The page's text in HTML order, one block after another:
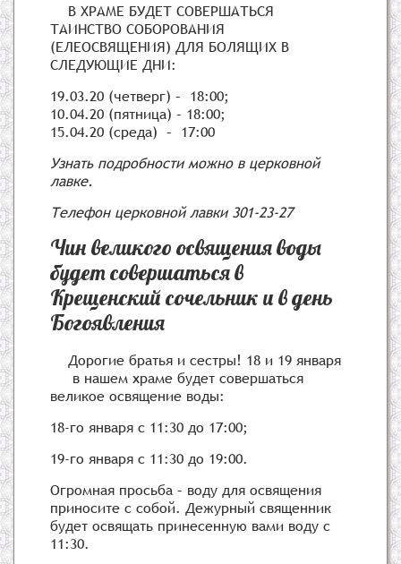
В ХРАМЕ БУДЕТ СОВЕРШАТЬСЯ
ТАИНСТВО СОБОРОВАНИЯ
(ЕЛЕОСВЯЩЕНИЯ) ДЛЯ БОЛЯЩИХ В
СЛЕДУЮЩИЕ ДНИ:
19.03.20 (четверг) – 18:00;
10.04.20 (пятница) – 18:00;
15.04.20 (среда) – 17:00
Узнать подробности можно в церковной
лавке.
Телефон церковной лавки 301-23-27
Чин великого освящения воды
будет совершаться в
Крещенский сочельник и в день
Богоявления
Дорогие братья и сестры! 18 и 19 января
в нашем храме будет совершаться
великое освящение воды:
18-го января с 11:30 до 17:00;
19-го января с 11:30 до 19:00.
Огромная просьба – воду для освящения
приносите с собой. Дежурный священник
будет освящать принесенную вами воду с
11:30.